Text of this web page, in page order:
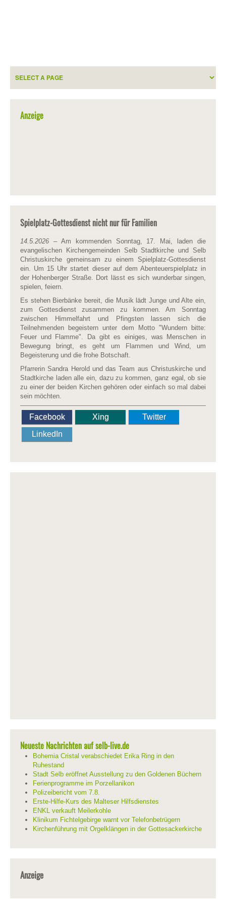
Anzeige
Spielplatz-Gottesdienst nicht nur für Familien
14.5.2026 – Am kommenden Sonntag, 17. Mai, laden die
evangelischen Kirchengemeinden Selb Stadtkirche und Selb
Christuskirche gemeinsam zu einem Spielplatz-Gottesdienst
ein. Um 15 Uhr startet dieser auf dem Abenteuerspielplatz in
der Hohenberger Straße. Dort lässt es sich wunderbar singen,
spielen, feiern.
Es stehen Bierbänke bereit, die Musik lädt Junge und Alte ein,
zum Gottesdienst zusammen zu kommen. Am Sonntag
zwischen Himmelfahrt und Pfingsten lassen sich die
Teilnehmenden begeistern unter dem Motto "Wundern bitte:
Feuer und Flamme". Da gibt es einiges, was Menschen in
Bewegung bringt, es geht um Flammen und Wind, um
Begeisterung und die frohe Botschaft.
Pfarrerin Sandra Herold und das Team aus Christuskirche und
Stadtkirche laden alle ein, dazu zu kommen, ganz egal, ob sie
zu einer der beiden Kirchen gehören oder einfach so mal dabei
sein möchten.
Facebook Xing
Twitter
LinkedIn
Neueste Nachrichten auf selb-live.de
Bohemia Cristal verabschiedet Erika Ring in den
Ruhestand
Stadt Selb eröffnet Ausstellung zu den Goldenen Büchern
Ferienprogramme im Porzellanikon
Polizeibericht vom 7.8.
Erste-Hilfe-Kurs des Malteser Hilfsdienstes
ENKL verkauft Meilerkohle
Klinikum Fichtelgebirge warnt vor Telefonbetrügern
Kirchenführung mit Orgelklängen in der Gottesackerkirche
Anzeige